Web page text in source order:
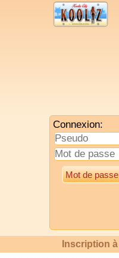
Connexion:
Mot de
Inscription